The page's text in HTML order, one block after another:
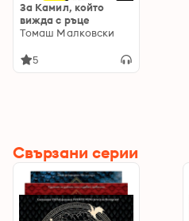
За Камил, който
вижда с ръце
Томаш Малковски
5
Свързани серии